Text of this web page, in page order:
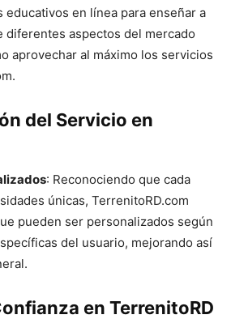
educativos en línea para enseñar a
diferentes aspectos del mercado
aprovechar al máximo los servicios
del Servicio en
: Reconociendo que cada
únicas, TerrenitoRD.com
pueden ser personalizados según
del usuario, mejorando así
en TerrenitoRD